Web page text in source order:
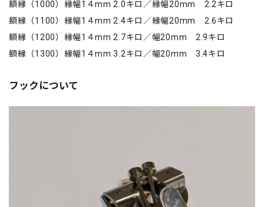
額縁（1000）縁幅1４mm 2.0キロ／縁幅20mm 2.2キロ
額縁（1100）縁幅1４mm 2.4キロ／縁幅20mm 2.6キロ
額縁（1200）縁幅1４mm 2.7キロ／幅20mm 2.9キロ
額縁（1300）縁幅1４mm 3.2キロ／幅20mm 3.4キロ
フックについて